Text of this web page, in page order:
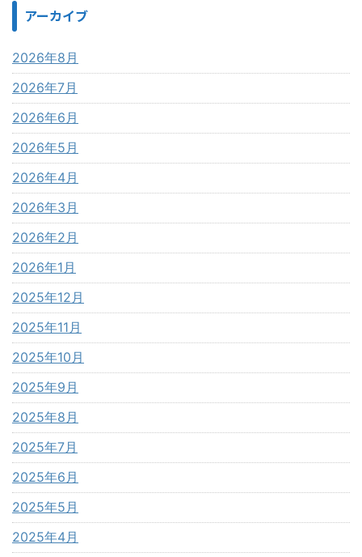
アーカイブ
2026年8月
2026年7月
2026年6月
2026年5月
2026年4月
2026年3月
2026年2月
2026年1月
2025年12月
2025年11月
2025年10月
2025年9月
2025年8月
2025年7月
2025年6月
2025年5月
2025年4月